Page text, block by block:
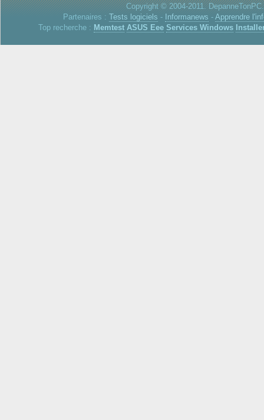
Copyright © 2004-2011.
Partenaires : Tests logiciels - Informanews - Apprendre
Top recherche : Memtest ASUS Eee Services Windows